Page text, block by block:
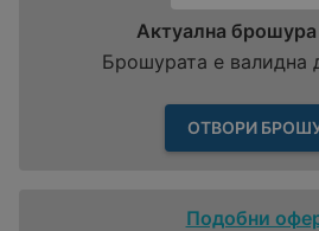
Актуална брошура
Брошурата е валидна
ОТВОРИ
Подобни